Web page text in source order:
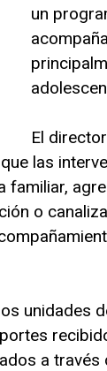
un
El
las
familiar,
o
unidades
a través